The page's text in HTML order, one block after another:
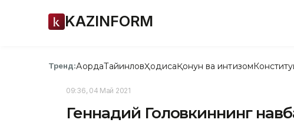
KAZINFORM
Тренд:АқордаТайинловҲодисаҚонун ва интизом
09:36, 04 Май 2021
Геннадий Головкиннинг